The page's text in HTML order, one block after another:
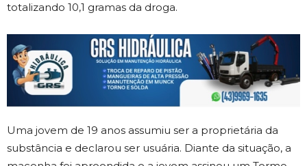
totalizando 10,1 gramas da droga.
Uma jovem de 19 anos assumiu ser a proprietária da
substância e declarou ser usuária. Diante da situação, a